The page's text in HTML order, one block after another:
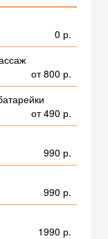
0 р.
от 800 р.
от 490 р.
990 р.
990 р.
1990 р.